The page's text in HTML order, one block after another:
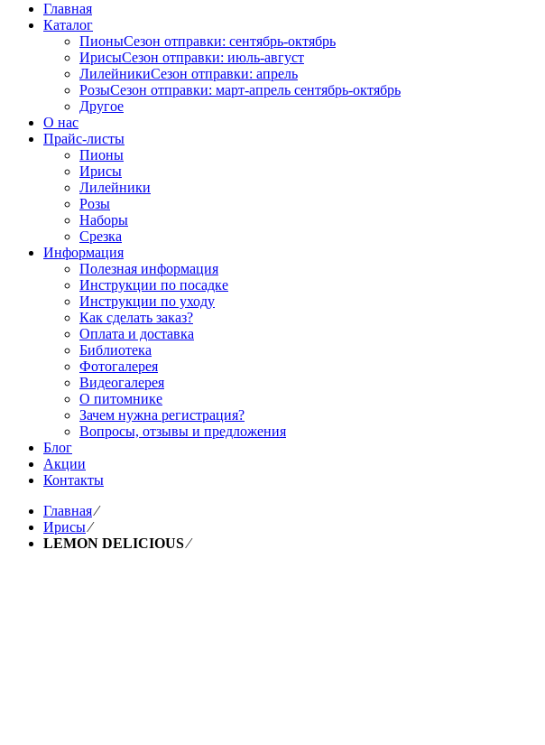
Главная
Каталог
ПионыСезон отправки: сентябрь-октябрь
ИрисыСезон отправки: июль-август
ЛилейникиСезон отправки: апрель
РозыСезон отправки: март-апрель сентябрь-октябрь
Другое
О нас
Прайс-листы
Пионы
Ирисы
Лилейники
Розы
Наборы
Срезка
Информация
Полезная информация
Инструкции по посадке
Инструкции по уходу
Как сделать заказ?
Оплата и доставка
Библиотека
Фотогалерея
Видеогалерея
О питомнике
Зачем нужна регистрация?
Вопросы, отзывы и предложения
Блог
Акции
Контакты
Главная⁄
Ирисы⁄
LEMON DELICIOUS⁄